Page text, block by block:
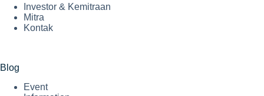
Investor & Kemitraan
Mitra
Kontak
Blog
Event